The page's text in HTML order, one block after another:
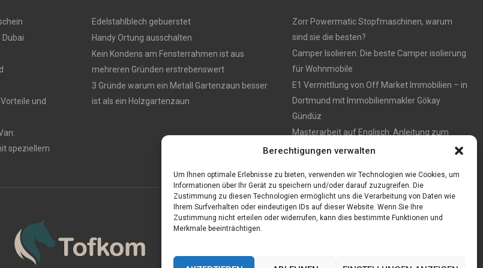
Berechtigungen verwalten
Um Ihnen optimale Erlebnisse zu bieten, verwenden wir Technologien wie Cookies, um
Informationen über Ihr Gerät zu speichern und/oder darauf zuzugreifen. Die
Zustimmung zu diesen Technologien ermöglicht uns die Verarbeitung von Daten wie
Ihrem Surfverhalten oder eindeutigen IDs auf dieser Website. Wenn Sie Ihre
Zustimmung nicht erteilen oder widerrufen, kann dies bestimmte Funktionen und
Merkmale beeinträchtigen.
und
speziellem
Edelstahlblech gebuerstet
Handy Ortung ausschalten
Kein Kondens am Fensterrahmen ist aus
mehreren Gründen erstrebenswert
3 Gründe warum ein Metall Gartenzaun besser
ist als ein Holzgartenzaun
Zorr Powermatic Stopfmaschinen, warum
sind sie die besten?
Camper Isolieren: Die beste Camper isolierung
für Wohnmobile
E1 Vermittlung von Off Market Immobilien – in
Dortmund mit Immobilienmakler Gökay
Gündüz
Masterarbeit auf Englisch: Anleitung zum
Verfassen